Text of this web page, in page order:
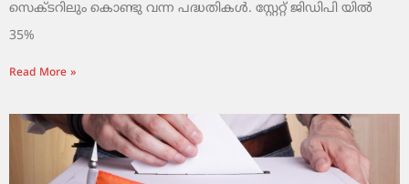
സെക്ടറിലും കൊണ്ടു വന്ന പദ്ധതികൾ. സ്റ്റേറ്റ് ജിഡിപി യിൽ
35%
Read More »